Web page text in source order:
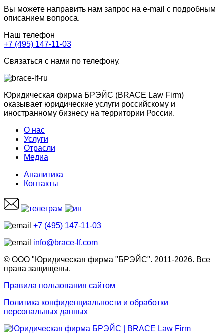
Вы можете направить нам запрос на e-mail с подробным
описанием вопроса.
Наш телефон
+7 (495) 147-11-03
Связаться с нами по телефону.
Юридическая фирма БРЭЙС (BRACE Law Firm)
оказывает юридические услуги российскому и
иностранному бизнесу на территории России.
О нас
Услуги
Отрасли
Медиа
Аналитика
Контакты
+7 (495) 147-11-03
info@brace-lf.com
© ООО "Юридическая фирма "БРЭЙС". 2011-2026. Все
права защищены.
Правила пользования сайтом
Политика конфиденциальности и обработки
персональных данных